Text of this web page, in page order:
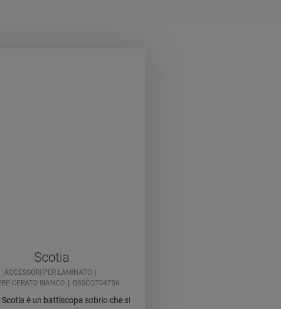
Scotia
ACCESSORI PER LAMINATO
CERATO BIANCO
QSSCOT04756
Scotia è un battiscopa sobrio che si